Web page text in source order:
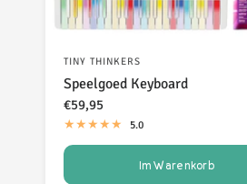
TINY THINKERS
Speelgoed Keyboard
€59,95
5.0
Im Warenkorb